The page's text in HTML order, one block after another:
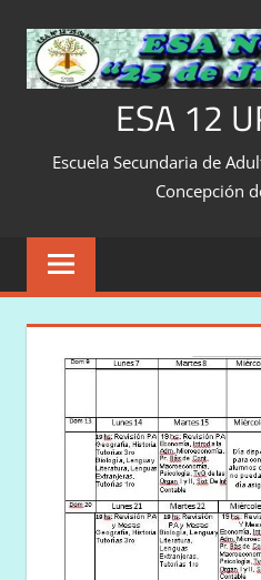
contenido
ESA 12
Escuela Secundaria de
Concepción